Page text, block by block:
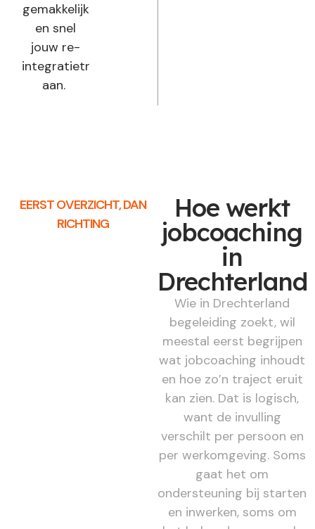
gemakkelijk
en snel
jouw re-
integratietraject
aan.
EERST OVERZICHT, DAN
RICHTING
Hoe werkt
jobcoaching
in
Wie in Drechterland
begeleiding zoekt, wil
meestal eerst begrijpen
wat jobcoaching inhoudt
en hoe zo’n traject eruit
kan zien. Dat is logisch,
want de invulling
verschilt per persoon en
per werkomgeving. Soms
gaat het om
ondersteuning bij starten
en inwerken, soms om